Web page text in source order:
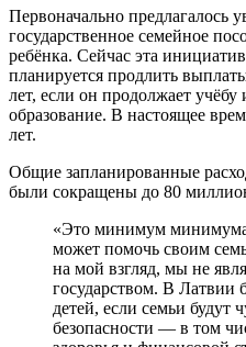
Первоначально предлагалось
государственное семейное
ребёнка. Сейчас эта
планируется продлить
лет, если он продолжает
образование. В настоящее
лет.
Общие запланированные
были сокращены до 80
«Это минимум
может помочь своим
на мой взгляд, мы не
государством. В Латвии
детей, если семьи будут
безопасности — в том